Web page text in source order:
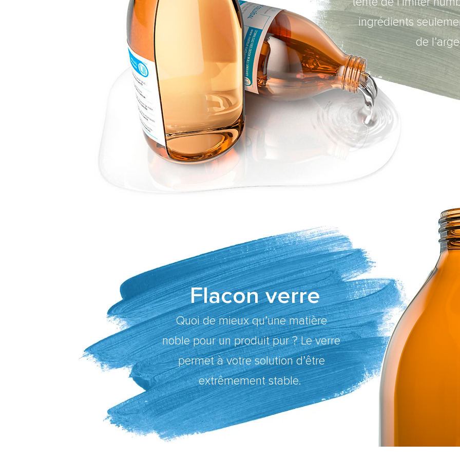
ingrédients
de
Flacon verre
Quoi de mieux qu’une matière
noble pour un produit pur ? Le verre
permet à votre solution d’être
extrêmement stable.